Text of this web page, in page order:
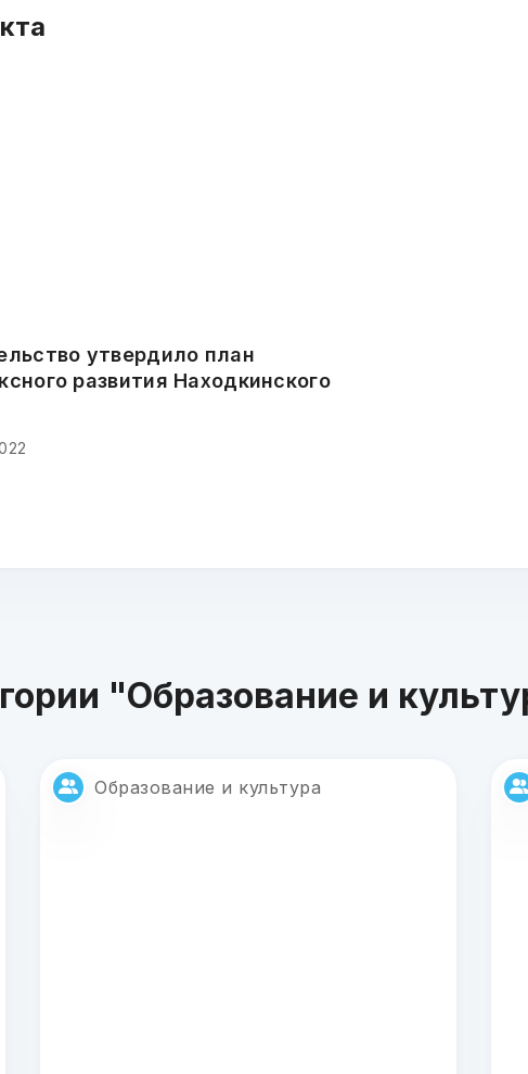
утвердило план
развития Находкинского
"Образование и
Образование и культура